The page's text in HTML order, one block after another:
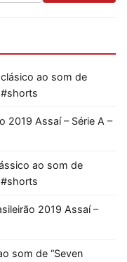
ao som de
#shorts
2019 Assaí – Série A –
ao som de
#shorts
2019 Assaí –
som de “Seven